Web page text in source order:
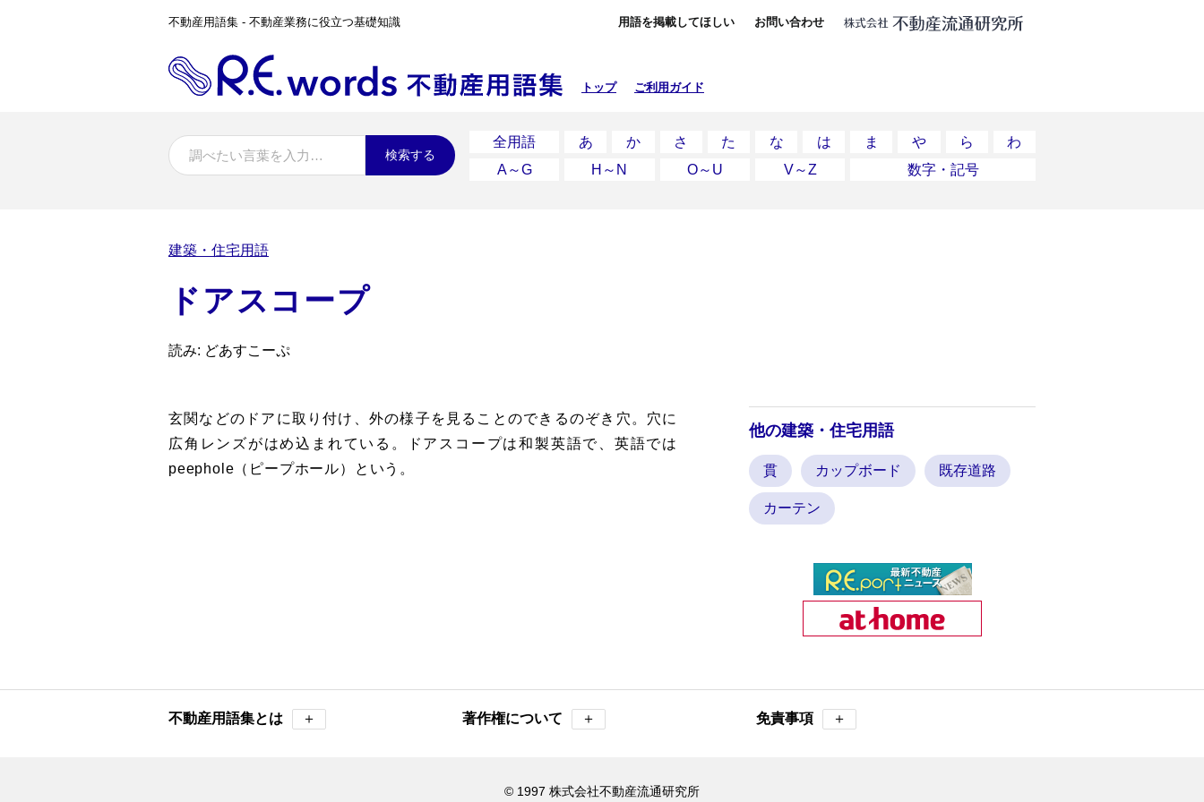
不動産用語集 - 不動産業務に役立つ基礎知識 用語を掲載してほしい お問い合わせ
トップ ご利用ガイド
検索する
全用語 あ か さ た な は ま や ら
わ
A～G
H～N O～U V～Z 数字・記号
建築・住宅用語
ドアスコープ
読み: どあすこーぷ
玄関などのドアに取り付け、外の様子を見ることのできるのぞき穴。穴に
広角レンズがはめ込まれている。ドアスコープは和製英語で、英語では
peephole（ピープホール）という。
他の建築・住宅用語
貫 カップボード 既存道路
カーテン
不動産用語集とは ＋ 著作権について ＋ 免責事項 ＋
© 1997 株式会社不動産流通研究所